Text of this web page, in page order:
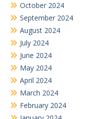
October 2024
September 2024
August 2024
July 2024
June 2024
May 2024
April 2024
March 2024
February 2024